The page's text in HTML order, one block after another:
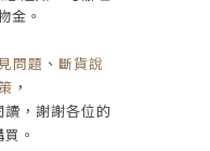
金。
問題 、 斷貨說
，
，謝謝各位的
。